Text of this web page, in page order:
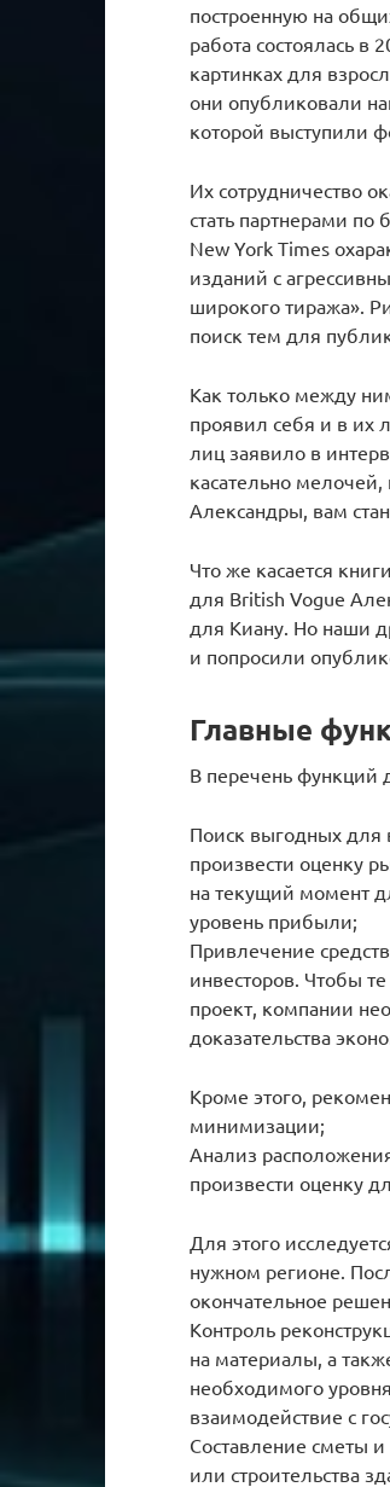
построенную на
работа состоялась в
картинках для
они опубликовали
которой выступили
Их сотрудничество
стать партнерами по
New York Times
изданий с
широкого тиража».
поиск тем для
Как только между
проявил себя и в их
лиц заявило в
касательно
Александры, вам
Что же касается
для British Vogue
для Киану. Но наши
и попросили
Главные
В перечень функций
Поиск выгодных для
произвести оценку
на текущий момент
уровень прибыли;
Привлечение
инвесторов. Чтобы
проект, компании
доказательства
Кроме этого,
минимизации;
Анализ
произвести оценку
Для этого
нужном регионе.
окончательное
Контроль
на материалы, а
необходимого
взаимодействие с
Составление сметы и
или строительства